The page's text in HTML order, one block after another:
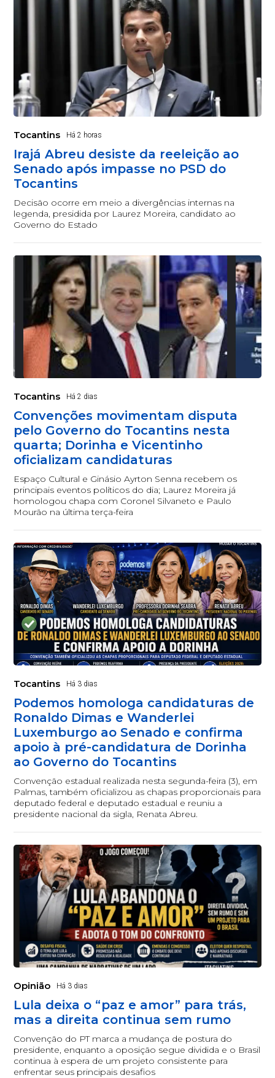
Tocantins Há 2 horas
Irajá Abreu desiste da reeleição ao
Senado após impasse no PSD do
Tocantins
Decisão ocorre em meio a divergências internas na
legenda, presidida por Laurez Moreira, candidato ao
Governo do Estado
Tocantins Há 2 dias
Convenções movimentam disputa
pelo Governo do Tocantins nesta
quarta; Dorinha e Vicentinho
oficializam candidaturas
Espaço Cultural e Ginásio Ayrton Senna recebem os
principais eventos políticos do dia; Laurez Moreira já
homologou chapa com Coronel Silvaneto e Paulo
Mourão na última terça-feira
Tocantins Há 3 dias
Podemos homologa candidaturas de
Ronaldo Dimas e Wanderlei
Luxemburgo ao Senado e confirma
apoio à pré-candidatura de Dorinha
ao Governo do Tocantins
Convenção estadual realizada nesta segunda-feira (3), em
Palmas, também oficializou as chapas proporcionais para
deputado federal e deputado estadual e reuniu a
presidente nacional da sigla, Renata Abreu.
Opinião Há 3 dias
Lula deixa o “paz e amor” para trás,
mas a direita continua sem rumo
Convenção do PT marca a mudança de postura do
presidente, enquanto a oposição segue dividida e o Brasil
continua à espera de um projeto consistente para
enfrentar seus principais desafios